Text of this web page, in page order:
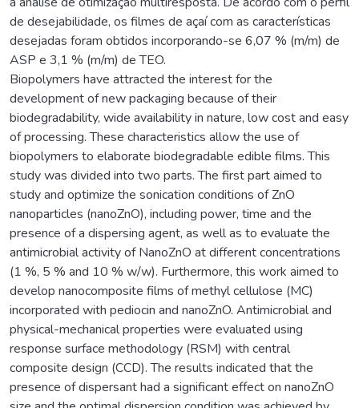
de desejabilidade, os filmes de açaí com as características
desejadas foram obtidos incorporando-se 6,07 % (m/m) de
ASP e 3,1 % (m/m) de TEO.
Biopolymers have attracted the interest for the
development of new packaging because of their
biodegradability, wide availability in nature, low cost and easy
of processing. These characteristics allow the use of
biopolymers to elaborate biodegradable edible films. This
study was divided into two parts. The first part aimed to
study and optimize the sonication conditions of ZnO
nanoparticles (nanoZnO), including power, time and the
presence of a dispersing agent, as well as to evaluate the
antimicrobial activity of NanoZnO at different concentrations
(1 %, 5 % and 10 % w/w). Furthermore, this work aimed to
develop nanocomposite films of methyl cellulose (MC)
incorporated with pediocin and nanoZnO. Antimicrobial and
physical-mechanical properties were evaluated using
response surface methodology (RSM) with central
composite design (CCD). The results indicated that the
presence of dispersant had a significant effect on nanoZnO